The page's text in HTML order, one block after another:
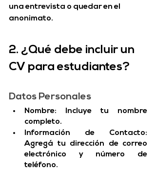
una entrevista o quedar en el
anonimato.
2. ¿Qué debe incluir un
CV para estudiantes?
Datos Personales
Nombre: Incluye tu nombre
completo.
Información de Contacto:
Agregá tu dirección de correo
electrónico y número de
teléfono.